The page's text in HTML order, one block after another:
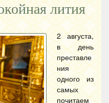
лития
2 августа,
в день
преставле
ния
одного из
самых
почитаем